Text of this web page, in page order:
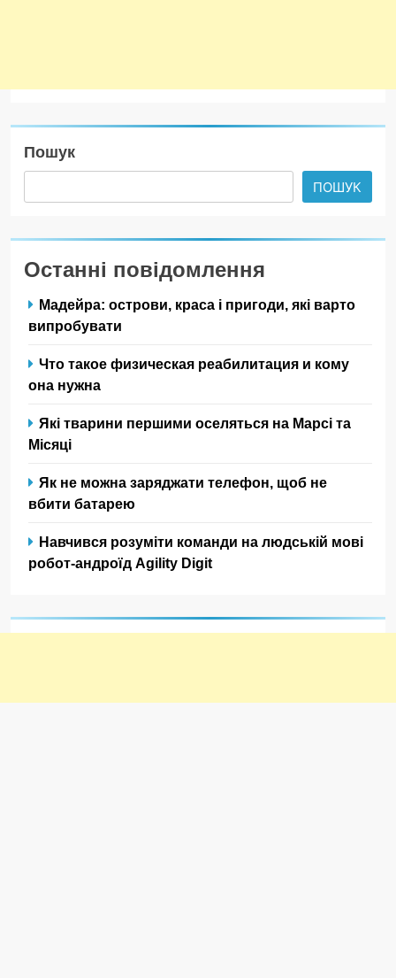
Пошук
ПОШУК
Останні повідомлення
Мадейра: острови, краса і пригоди, які варто
випробувати
Что такое физическая реабилитация и кому
она нужна
Які тварини першими оселяться на Марсі та
Місяці
Як не можна заряджати телефон, щоб не
вбити батарею
Навчився розуміти команди на людській мові
робот-андроїд Agility Digit